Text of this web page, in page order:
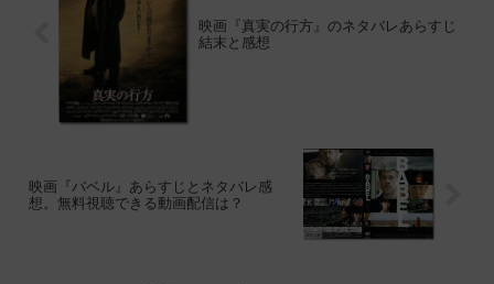
映画『真実の行方』のネタバレあらすじ
結末と感想
映画『バベル』あらすじとネタバレ感
想。無料視聴できる動画配信は？